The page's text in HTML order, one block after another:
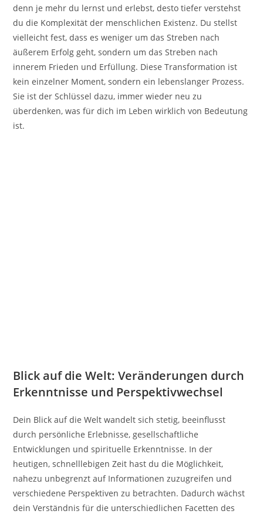
denn je mehr du lernst und erlebst, desto tiefer verstehst
du die Komplexität der menschlichen Existenz. Du stellst
vielleicht fest, dass es weniger um das Streben nach
äußerem Erfolg geht, sondern um das Streben nach
innerem Frieden und Erfüllung. Diese Transformation ist
kein einzelner Moment, sondern ein lebenslanger Prozess.
Sie ist der Schlüssel dazu, immer wieder neu zu
überdenken, was für dich im Leben wirklich von Bedeutung
ist.
Blick auf die Welt: Veränderungen durch
Erkenntnisse und Perspektivwechsel
Dein Blick auf die Welt wandelt sich stetig, beeinflusst
durch persönliche Erlebnisse, gesellschaftliche
Entwicklungen und spirituelle Erkenntnisse. In der
heutigen, schnelllebigen Zeit hast du die Möglichkeit,
nahezu unbegrenzt auf Informationen zuzugreifen und
verschiedene Perspektiven zu betrachten. Dadurch wächst
dein Verständnis für die unterschiedlichen Facetten des